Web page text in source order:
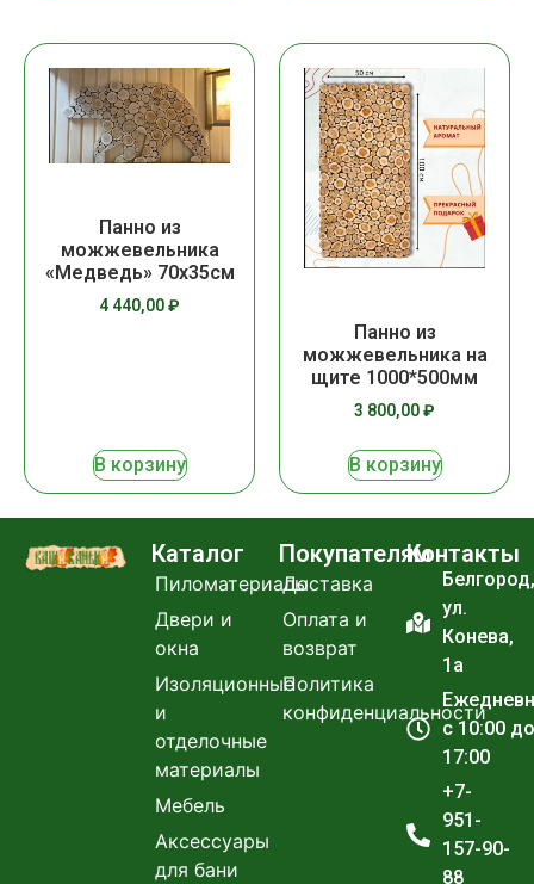
Панно из
можжевельника
«Медведь» 70х35см
4 440,00₽
В корзину
Панно из
можжевельника на
щите 1000*500мм
3 800,00₽
В корзину
Каталог
Пиломатериалы
Двери и
окна
Изоляционные
и
отделочные
материалы
Мебель
Аксессуары
для бани
Покупателям
Доставка
Оплата и
возврат
Политика
конфиденциальности
Контакты
Белгород,
ул.
Конева,
1а
с 10:00 до
17:00
+7-
951-
157-90-
88